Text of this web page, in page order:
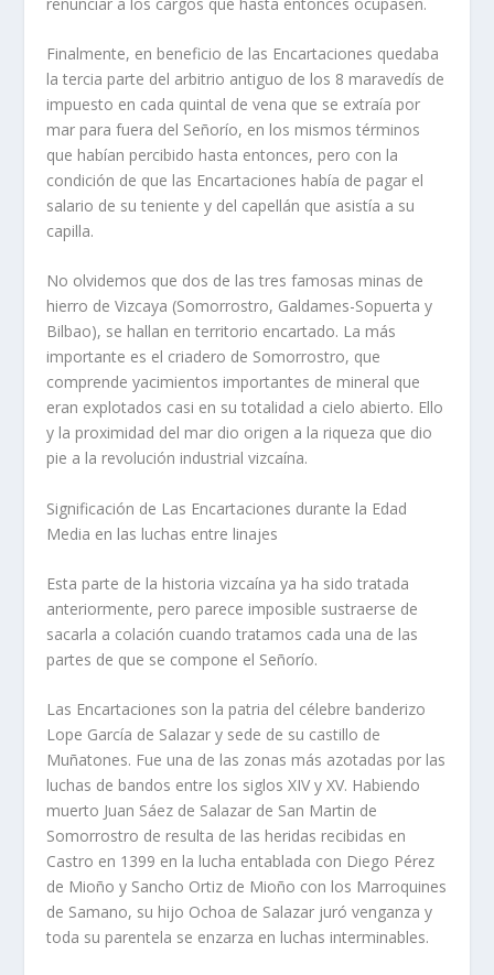
Finalmente, en beneficio de las Encartaciones quedaba
la tercia parte del arbitrio antiguo de los 8 maravedí­s de
impuesto en cada quintal de vena que se extraí­a por
mar para fuera del Señorí­o, en los mismos términos
que habí­an percibido hasta entonces, pero con la
condición de que las Encartaciones habí­a de pagar el
salario de su teniente y del capellán que asistí­a a su
capilla.
No olvidemos que dos de las tres famosas minas de
hierro de Vizcaya (Somorrostro, Galdames-Sopuerta y
Bilbao), se hallan en territorio encartado. La más
importante es el criadero de Somorrostro, que
comprende yacimientos importantes de mineral que
eran explotados casi en su totalidad a cielo abierto. Ello
y la proximidad del mar dio origen a la riqueza que dio
pie a la revolución industrial vizcaí­na.
Significación de Las Encartaciones durante la Edad
Media en las luchas entre linajes
Esta parte de la historia vizcaí­na ya ha sido tratada
anteriormente, pero parece imposible sustraerse de
sacarla a colación cuando tratamos cada una de las
partes de que se compone el Señorí­o.
Las Encartaciones son la patria del célebre banderizo
Lope Garcí­a de Salazar y sede de su castillo de
Muñatones. Fue una de las zonas más azotadas por las
luchas de bandos entre los siglos XIV y XV. Habiendo
muerto Juan Sáez de Salazar de San Martin de
Somorrostro de resulta de las heridas recibidas en
Castro en 1399 en la lucha entablada con Diego Pérez
de Mioño y Sancho Ortiz de Mioño con los Marroquines
de Samano, su hijo Ochoa de Salazar juró venganza y
toda su parentela se enzarza en luchas interminables.